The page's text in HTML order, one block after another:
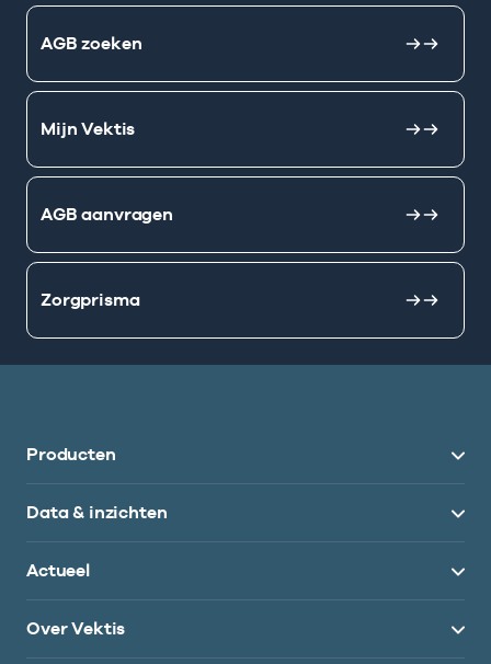
AGB zoeken
Mijn Vektis
AGB aanvragen
Zorgprisma
Producten
Data & inzichten
Actueel
Over Vektis